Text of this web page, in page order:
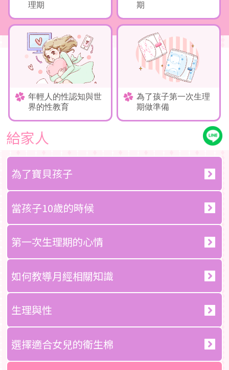
理期
期
年輕人的性認知與世
界的性教育
為了孩子第一次生理
期做準備
給家人
為了寶貝孩子
當孩子10歲的時候
第一次生理期的心情
如何教導月經相關知識
生理與性
選擇適合女兒的衛生棉